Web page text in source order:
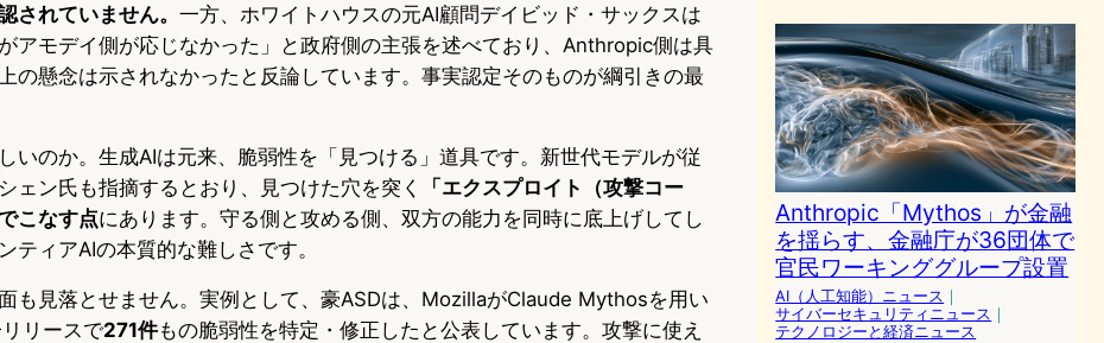
されていません。 一方、ホワイトハウスの元AI顧問デイビッド・サックスは
がアモデイ側が応じなかった」と政府側の主張を述べており、Anthropic側は具
の懸念は示されなかったと反論しています。事実認定そのものが綱引きの最
いのか。生成AIは元来、脆弱性を「見つける」道具です。新世代モデルが従
ェン氏も指摘するとおり、見つけた穴を突く
「エクスプロイト（攻撃コー
こなす点にあります。守る側と攻める側、双方の能力を同時に底上げしてし
ティアAIの本質的な難しさです。
も見落とせません。実例として、豪ASDは、MozillaがClaude Mythosを用い
リースで271件もの脆弱性を特定・修正したと公表しています。攻撃に使え
Anthropic「Mythos」が金融
を揺らす、金融庁が36団体で
官民ワーキンググループ設置
AI（人工知能）ニュース ｜
サイバーセキュリティニュース ｜
テクノロジーと経済ニュース